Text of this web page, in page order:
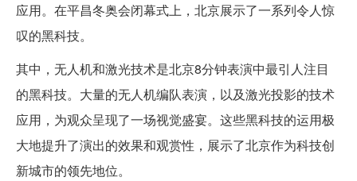
应用。在平昌冬奥会闭幕式上，北京展示了一系列令人惊
叹的黑科技。
其中，无人机和激光技术是北京8分钟表演中最引人注目
的黑科技。大量的无人机编队表演，以及激光投影的技术
应用，为观众呈现了一场视觉盛宴。这些黑科技的运用极
大地提升了演出的效果和观赏性，展示了北京作为科技创
新城市的领先地位。